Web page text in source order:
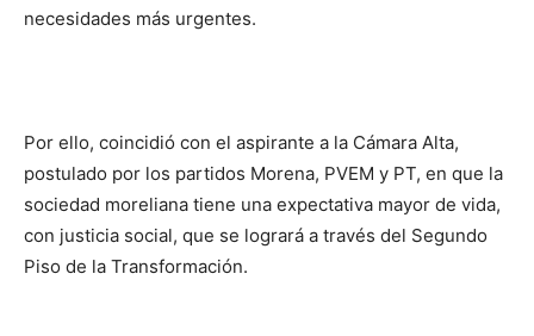
necesidades más urgentes.
Por ello, coincidió con el aspirante a la Cámara Alta,
postulado por los partidos Morena, PVEM y PT, en que la
sociedad moreliana tiene una expectativa mayor de vida,
con justicia social, que se logrará a través del Segundo
Piso de la Transformación.